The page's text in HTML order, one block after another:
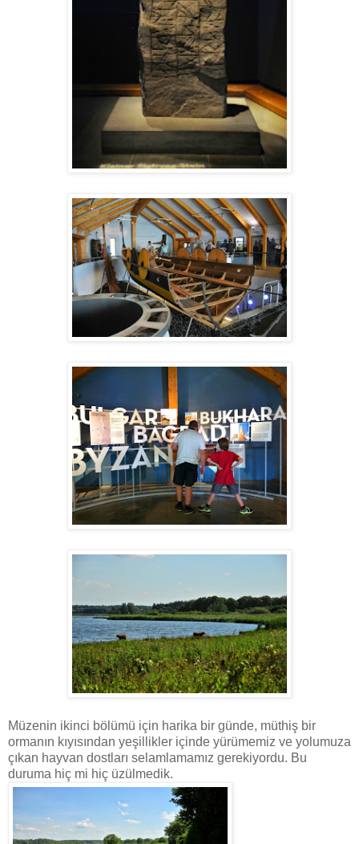
Müzenin ikinci bölümü için harika bir günde, müthiş bir
ormanın kıyısından yeşillikler içinde yürümemiz ve yolumuza
çıkan hayvan dostları selamlamamız gerekiyordu. Bu
duruma hiç mi hiç üzülmedik.